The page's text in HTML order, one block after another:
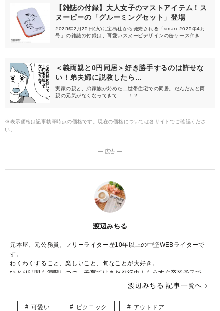
手バツグンの神アイテムをお見逃しなく♪
【雑誌の付録】大人女子のマストアイテム！ス
ヌーピーの「グルーミングセット」登場
2025年2月25日(火)に宝島社から発売される「smart 2025年4月
号」の雑誌の付録は、可愛いスヌーピデザインの缶ケース付き
手入れに活躍する豪華6点がセットイン。大人女子なら一つは持っ
＜義両親と0円同居＞好き勝手するのは許せな
い！弟夫婦に説教したら…
実家の親と、弟家族が始めた二世帯住宅での同居。だんだんと両
親の元気がなくなってきて……！？
※表示価格は記事執筆時点の価格です。現在の価格については各サイトでご確認くださ
い。
― 広告 ―
渡辺みちる
元本屋、元公務員。フリーライター歴10年以上の中堅WEBライターで
す。
わくわくすること、楽しいこと、旬なことが大好き。
ひとり時間も満喫しつつ、子育てはまだ進行中！もうすぐ卒業予定で
主婦・ママ・大人女子のみなさんの毎日が、ちょっと楽しくなる記事を
お届けしていきます。
渡辺みちる 記事一覧へ
可愛い ピクニック アウトドア